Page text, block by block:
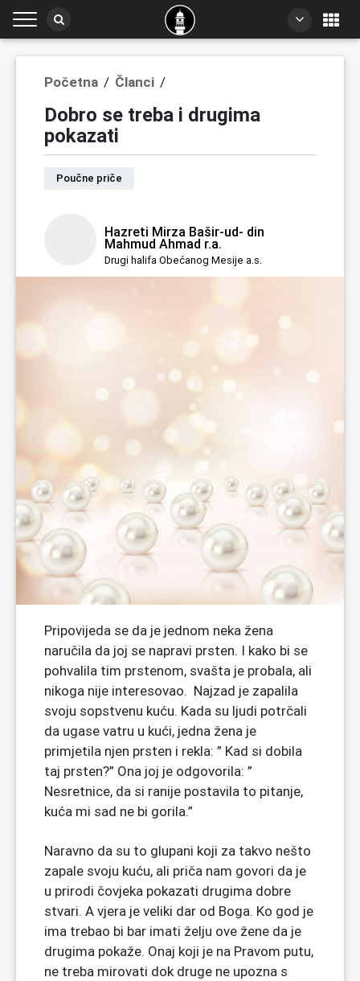
Početna / Članci /
Dobro se treba i drugima
pokazati
Poučne priče
Hazreti Mirza Bašir-ud- din
Mahmud Ahmad r.a.
Drugi halifa Obećanog Mesije a.s.
Pripovijeda se da je jednom neka žena
naručila da joj se napravi prsten. I kako bi se
pohvalila tim prstenom, svašta je probala, ali
nikoga nije interesovao. Najzad je zapalila
svoju sopstvenu kuću. Kada su ljudi potrčali
da ugase vatru u kući, jedna žena je
primjetila njen prsten i rekla: ” Kad si dobila
taj prsten?” Ona joj je odgovorila: ”
Nesretnice, da si ranije postavila to pitanje,
kuća mi sad ne bi gorila.”
Naravno da su to glupani koji za takvo nešto
zapale svoju kuću, ali priča nam govori da je
u prirodi čovjeka pokazati drugima dobre
stvari. A vjera je veliki dar od Boga. Ko god je
ima trebao bi bar imati želju ove žene da je
drugima pokaže. Onaj koji je na Pravom putu,
ne treba mirovati dok druge ne upozna s